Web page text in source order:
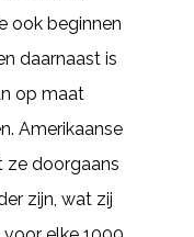
ook beginnen
daarnaast is
op maat
Amerikaanse
ze doorgaans
zijn, wat zij